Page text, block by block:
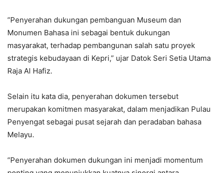
“Penyerahan dukungan pembanguan Museum dan
Monumen Bahasa ini sebagai bentuk dukungan
masyarakat, terhadap pembangunan salah satu proyek
strategis kebudayaan di Kepri,” ujar Datok Seri Setia Utama
Raja Al Hafiz.
Selain itu kata dia, penyerahan dokumen tersebut
merupakan komitmen masyarakat, dalam menjadikan Pulau
Penyengat sebagai pusat sejarah dan peradaban bahasa
Melayu.
“Penyerahan dokumen dukungan ini menjadi momentum